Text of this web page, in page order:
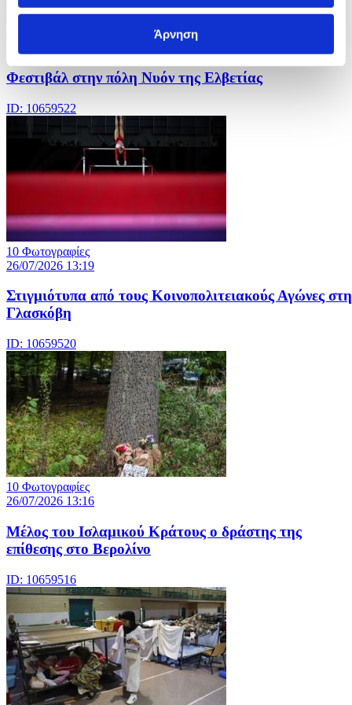
Άρνηση
Φεστιβάλ στην πόλη Νυόν της Ελβετίας
ID: 10659522
10 Φωτογραφίες
26/07/2026 13:19
Στιγμιότυπα από τους Κοινοπολιτειακούς Αγώνες στη
Γλασκόβη
ID: 10659520
10 Φωτογραφίες
26/07/2026 13:16
Μέλος του Ισλαμικού Κράτους o δράστης της
επίθεσης στο Βερολίνο
ID: 10659516